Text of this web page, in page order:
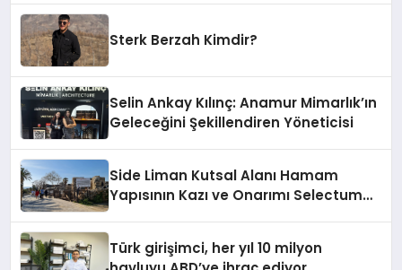
Sterk Berzah Kimdir?
Selin Ankay Kılınç: Anamur Mimarlık’ın
Geleceğini Şekillendiren Yöneticisi
Side Liman Kutsal Alanı Hamam
Yapısının Kazı ve Onarımı Selectum
Türk girişimci, her yıl 10 milyon